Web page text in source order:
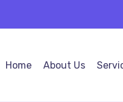
Home About Us